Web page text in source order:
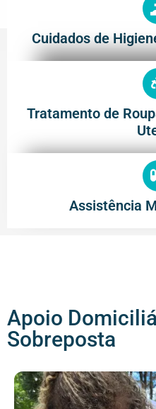
Cuidados de
Tratamento de
Assistência
Apoio
Sobreposta